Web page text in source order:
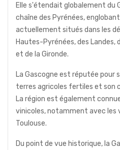
Elle s'étendait globalement du
chaîne des Pyrénées,
actuellement situés dans les
Hautes-Pyrénées, des
et de la Gironde.
La Gascogne est réputée pour
terres agricoles fertiles et son
La région est également
vinicoles, notamment avec les
Toulouse.
Du point de vue historique, la